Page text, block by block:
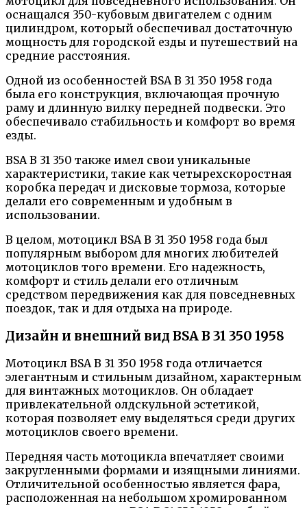
оснащался 350-кубовым двигателем с одним
цилиндром, который обеспечивал достаточную
мощность для городской езды и путешествий на
средние расстояния.
Одной из особенностей BSA B 31 350 1958 года
была его конструкция, включающая прочную
раму и длинную вилку передней подвески. Это
обеспечивало стабильность и комфорт во время
езды.
BSA B 31 350 также имел свои уникальные
характеристики, такие как четырехскоростная
коробка передач и дисковые тормоза, которые
делали его современным и удобным в
использовании.
В целом, мотоцикл BSA B 31 350 1958 года был
популярным выбором для многих любителей
мотоциклов того времени. Его надежность,
комфорт и стиль делали его отличным
средством передвижения как для повседневных
поездок, так и для отдыха на природе.
Дизайн и внешний вид BSA B 31 350 1958
Мотоцикл BSA B 31 350 1958 года отличается
элегантным и стильным дизайном, характерным
для винтажных мотоциклов. Он обладает
привлекательной олдскульной эстетикой,
которая позволяет ему выделяться среди других
мотоциклов своего времени.
Передняя часть мотоцикла впечатляет своими
закругленными формами и изящными линиями.
Отличительной особенностью является фара,
расположенная на небольшом хромированном